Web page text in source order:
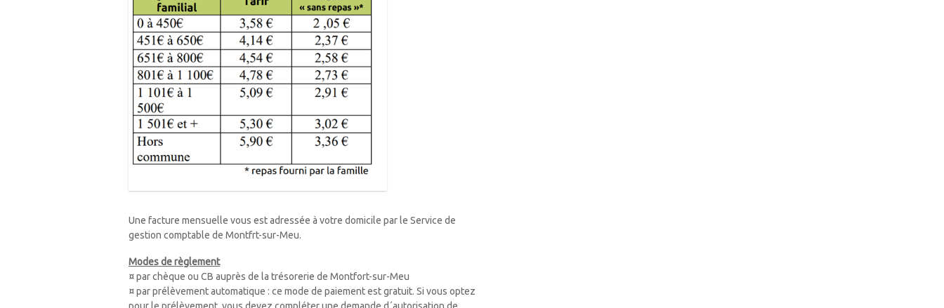
Une facture mensuelle vous est adressée à votre domicile par le Service de
gestion comptable de Montfrt-sur-Meu.
Modes de règlement
¤ par chèque ou CB auprès de la trésorerie de Montfort-sur-Meu
¤ par prélèvement automatique : ce mode de paiement est gratuit. Si vous optez